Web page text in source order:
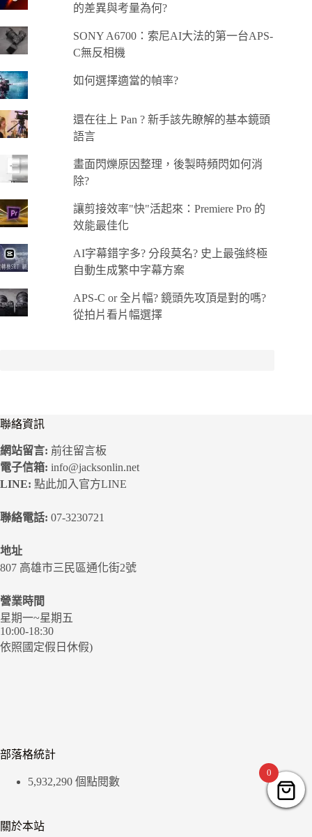
的差異與考量為何?
SONY A6700：索尼AI大法的第一台APS-
C無反相機
如何選擇適當的幀率?
還在往上 Pan ? 新手該先瞭解的基本鏡頭
語言
畫面閃爍原因整理，後製時頻閃如何消
除?
讓剪接效率"快"活起來：Premiere Pro 的
效能最佳化
AI字幕錯字多? 分段莫名? 史上最強終極
自動生成繁中字幕方案
APS-C or 全片幅? 鏡頭先攻頂是對的嗎?
從拍片看片幅選擇
聯絡資訊
網站留言: 前往留言板
電子信箱: info@jacksonlin.net
LINE: 點此加入官方LINE
聯絡電話: 07-3230721
地址
807 高雄市三民區通化街2號
營業時間
星期一~星期五
10:00-18:30
依照國定假日休假)
部落格統計
5,932,290 個點閱數
關於本站
0